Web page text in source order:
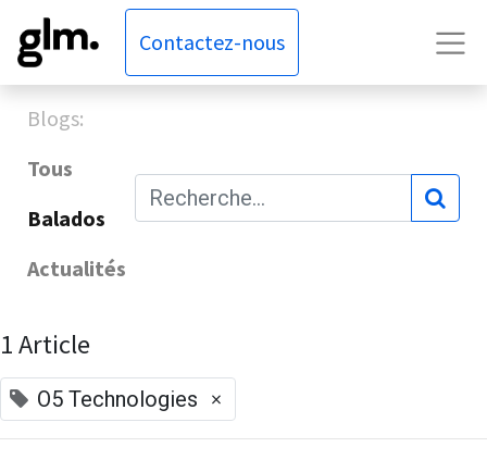
Contactez-nous
Blogs:
Tous
Balados
Actualités
1 Article
O5 Technologies ×